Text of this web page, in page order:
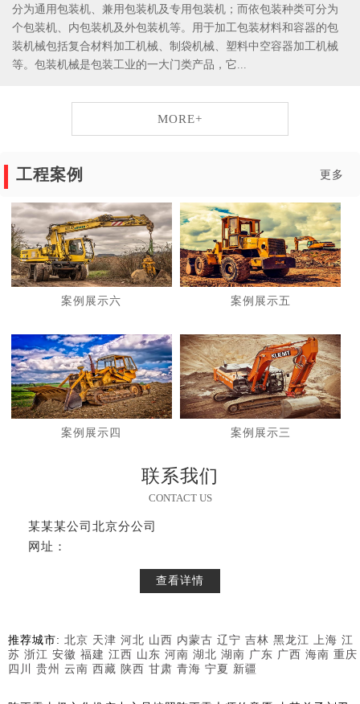
分为通用包装机、兼用包装机及专用包装机；而依包装种类可分为
个包装机、内包装机及外包装机等。用于加工包装材料和容器的包
装机械包括复合材料加工机械、制袋机械、塑料中空容器加工机械
等。包装机械是包装工业的一大门类产品，它...
MORE+
工程案例 更多
案例展示六 案例展示五
案例展示四 案例展示三
联系我们
CONTACT US
某某某公司北京分公司
网址：
查看详情
推荐城市: 北京 天津 河北 山西 内蒙古 辽宁 吉林 黑龙江 上海 江
苏 浙江 安徽 福建 江西 山东 河南 湖北 湖南 广东 广西 海南 重庆
四川
贵州 云南 西藏 陕西 甘肃 青海 宁夏 新疆